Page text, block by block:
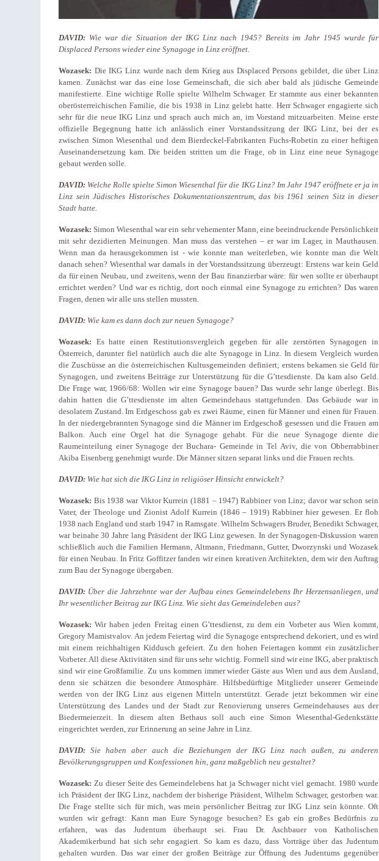
DAVID: Wie war die Situation der IKG Linz nach 1945? Bereits im Jahr 1945 wurde für
Displaced Persons wieder eine Synagoge in Linz eröffnet.
Wozasek: Die IKG Linz wurde nach dem Krieg aus Displaced Persons gebildet, die über Linz
kamen. Zunächst war das eine lose Gemeinschaft, die sich aber bald als jüdische Gemeinde
manifestierte. Eine wichtige Rolle spielte Wilhelm Schwager. Er stammte aus einer bekannten
oberösterreichischen Familie, die bis 1938 in Linz gelebt hatte. Herr Schwager engagierte sich
sehr für die neue IKG Linz und sprach auch mich an, im Vorstand mitzuarbeiten. Meine erste
offizielle Begegnung hatte ich anlässlich einer Vorstandssitzung der IKG Linz, bei der es
zwischen Simon Wiesenthal und dem Bierdeckel-Fabrikanten Fuchs-Robetin zu einer heftigen
Auseinandersetzung kam. Die beiden stritten um die Frage, ob in Linz eine neue Synagoge
gebaut werden solle.
DAVID: Welche Rolle spielte Simon Wiesenthal für die IKG Linz? Im Jahr 1947 eröffnete er ja in
Linz sein Jüdisches Historisches Dokumentationszentrum, das bis 1961 seinen Sitz in dieser
Stadt hatte.
Wozasek: Simon Wiesenthal war ein sehr vehementer Mann, eine beeindruckende Persönlichkeit
mit sehr dezidierten Meinungen. Man muss das verstehen – er war im Lager, in Mauthausen.
Wenn man da herausgekommen ist - wie konnte man weiterleben, wie konnte man die Welt
danach sehen? Wiesenthal war damals in der Vorstandssitzung überzeugt: Erstens war kein Geld
da für einen Neubau, und zweitens, wenn der Bau finanzierbar wäre: für wen sollte er überhaupt
errichtet werden? Und war es richtig, dort noch einmal eine Synagoge zu errichten? Das waren
Fragen, denen wir alle uns stellen mussten.
DAVID: Wie kam es dann doch zur neuen Synagoge?
Wozasek: Es hatte einen Restitutionsvergleich gegeben für alle zerstörten Synagogen in
Österreich, darunter fiel natürlich auch die alte Synagoge in Linz. In diesem Vergleich wurden
die Zuschüsse an die österreichischen Kultusgemeinden definiert; erstens bekamen sie Geld für
Synagogen, und zweitens Beiträge zur Unterstützung für die G’ttesdienste. Da kam also Geld.
Die Frage war, 1966/68: Wollen wir eine Synagoge bauen? Das wurde sehr lange überlegt. Bis
dahin hatten die G’ttesdienste im alten Gemeindehaus stattgefunden. Das Gebäude war in
desolatem Zustand. Im Erdgeschoss gab es zwei Räume, einen für Männer und einen für Frauen.
In der niedergebrannten Synagoge sind die Männer im Erdgeschoß gesessen und die Frauen am
Balkon. Auch eine Orgel hat die Synagoge gehabt. Für die neue Synagoge diente die
Raumeinteilung einer Synagoge der Buchara- Gemeinde in Tel Aviv, die von Obberrabbiner
Akiba Eisenberg genehmigt wurde. Die Männer sitzen separat links und die Frauen rechts.
DAVID: Wie hat sich die IKG Linz in religiöser Hinsicht entwickelt?
Wozasek: Bis 1938 war Viktor Kurrein (1881 – 1947) Rabbiner von Linz; davor war schon sein
Vater, der Theologe und Zionist Adolf Kurrein (1846 – 1919) Rabbiner hier gewesen. Er floh
1938 nach England und starb 1947 in Ramsgate. Wilhelm Schwagers Bruder, Benedikt Schwager,
war beinahe 30 Jahre lang Präsident der IKG Linz gewesen. In der Synagogen-Diskussion waren
schließlich auch die Familien Hermann, Altmann, Friedmann, Gutter, Dworzynski und Wozasek
für einen Neubau. In Fritz Goffitzer fanden wir einen kreativen Architekten, dem wir den Auftrag
zum Bau der Synagoge übergaben.
DAVID: Über die Jahrzehnte war der Aufbau eines Gemeindelebens Ihr Herzensanliegen, und
Ihr wesentlicher Beitrag zur IKG Linz. Wie sieht das Gemeindeleben aus?
Wozasek: Wir haben jeden Freitag einen G’ttesdienst, zu dem ein Vorbeter aus Wien kommt,
Gregory Mamistvalov. An jedem Feiertag wird die Synagoge entsprechend dekoriert, und es wird
mit einem reichhaltigen Kiddusch gefeiert. Zu den hohen Feiertagen kommt ein zusätzlicher
Vorbeter. All diese Aktivitäten sind für uns sehr wichtig. Formell sind wir eine IKG, aber praktisch
sind wir eine Großfamilie. Zu uns kommen immer wieder Gäste aus Wien und aus dem Ausland,
denn sie schätzen die besondere Atmosphäre. Hilfsbedürftige Mitglieder unserer Gemeinde
werden von der IKG Linz aus eigenen Mitteln unterstützt. Gerade jetzt bekommen wir eine
Unterstützung des Landes und der Stadt zur Renovierung unseres Gemeindehauses aus der
Biedermeierzeit. In diesem alten Bethaus soll auch eine Simon Wiesenthal-Gedenkstätte
eingerichtet werden, zur Erinnerung an seine Jahre in Linz.
DAVID:Sie haben aber auch die Beziehungen der IKG Linz nach außen, zu anderen
Bevölkerungsgruppen und Konfessionen hin, ganz maßgeblich neu gestaltet?
Wozasek: Zu dieser Seite des Gemeindelebens hat ja Schwager nicht viel gemacht. 1980 wurde
ich Präsident der IKG Linz, nachdem der bisherige Präsident, Wilhelm Schwager, gestorben war.
Die Frage stellte sich für mich, was mein persönlicher Beitrag zur IKG Linz sein könnte. Oft
wurden wir gefragt: Kann man Eure Synagoge besuchen? Es gab ein großes Bedürfnis zu
erfahren, was das Judentum überhaupt sei. Frau Dr. Aschbauer von Katholischen
Akademikerbund hat sich sehr engagiert. So kam es dazu, dass Vorträge über das Judentum
gehalten wurden. Das war einer der großen Beiträge zur Öffnung des Judentums gegenüber